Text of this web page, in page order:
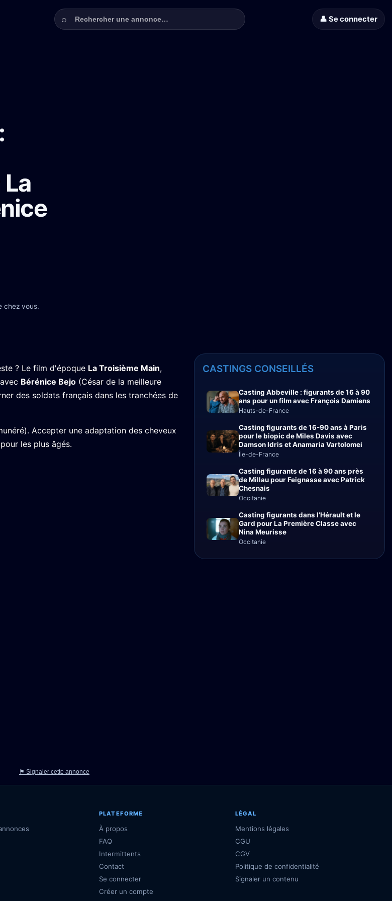
Rechercher une annonce
⌕ 👤 Se connecter
chez vous.
? Le film d'époque La Troisième Main,
Bérénice Bejo (César de la meilleure
des soldats français dans les tranchées de
Accepter une adaptation des cheveux
les plus âgés.
CASTINGS CONSEILLÉS
Casting Abbeville : figurants de 16 à 90
ans pour un film avec François Damiens
Hauts-de-France
Casting figurants de 16-90 ans à Paris
pour le biopic de Miles Davis avec
Damson Idris et Anamaria Vartolomei
Île-de-France
Casting figurants de 16 à 90 ans près
de Millau pour Feignasse avec Patrick
Chesnais
Occitanie
Casting figurants dans l’Hérault et le
Gard pour La Première Classe avec
Nina Meurisse
Occitanie
⚑ Signaler cette annonce
PLATEFORME
À propos
FAQ
Intermittents
Contact
Se connecter
Créer un compte
LÉGAL
Mentions légales
CGU
CGV
Politique de confidentialité
Signaler un contenu